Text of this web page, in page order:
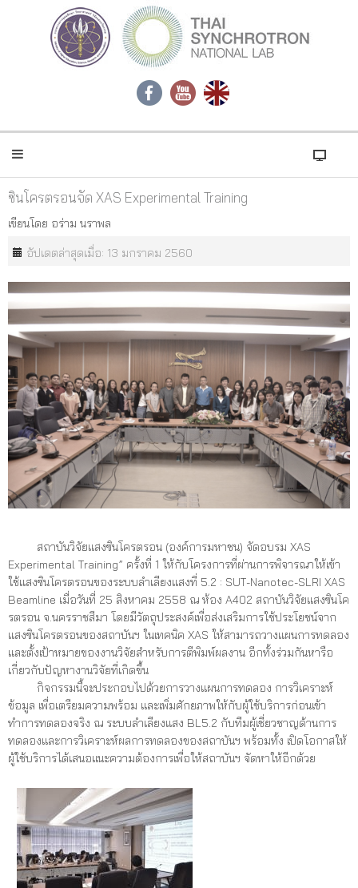
ซินโครตรอนจัด XAS Experimental Training
เขียนโดย อร่าม นราพล
อัปเดตล่าสุดเมื่อ: 13 มกราคม 2560
สถาบันวิจัยแสงซินโครตรอน (องค์การมหาชน) จัดอบรม XAS
Experimental Training” ครั้งที่ 1 ให้กับโครงการที่ผ่านการพิจารณาให้เข้า
ใช้แสงซินโครตรอนของระบบลำเลียงแสงที่ 5.2 : SUT-Nanotec-SLRI XAS
Beamline เมื่อวันที่ 25 สิงหาคม 2558 ณ ห้อง A402 สถาบันวิจัยแสงซินโค
รตรอน จ.นครราชสีมา โดยมีวัตถุประสงค์เพื่อส่งเสริมการใช้ประโยชน์จาก
แสงซินโครตรอนของสถาบันฯ ในเทคนิค XAS ให้สามารถวางแผนการทดลอง
และตั้งเป้าหมายของงานวิจัยสำหรับการตีพิมพ์ผลงาน อีกทั้งร่วมกันหารือ
เกี่ยวกับปัญหางานวิจัยที่เกิดขึ้น
กิจกรรมนี้จะประกอบไปด้วยการวางแผนการทดลอง การวิเคราะห์
ข้อมูล เพื่อเตรียมความพร้อม และเพิ่มศักยภาพให้กับผู้ใช้บริการก่อนเข้า
ทำการทดลองจริง ณ ระบบลำเลียงแสง BL5.2 กับทีมผู้เชี่ยวชาญด้านการ
ทดลองและการวิเคราะห์ผลการทดลองของสถาบันฯ พร้อมทั้ง เปิดโอกาสให้
ผู้ใช้บริการได้เสนอแนะความต้องการเพื่อให้สถาบันฯ จัดหาให้อีกด้วย